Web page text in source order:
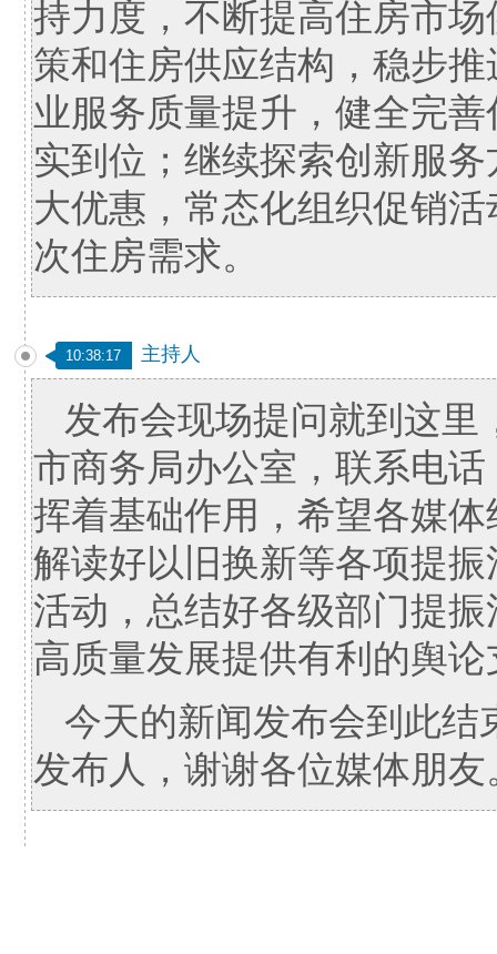
持力度，不断提高住房市
策和住房供应结构，稳步
业服务质量提升，健全完
实到位；继续探索创新服
大优惠，常态化组织促销
次住房需求。
10:38:17 主持人
发布会现场提问就到这
市商务局办公室，联系电
挥着基础作用，希望各媒
解读好以旧换新等各项提
活动，总结好各级部门提
高质量发展提供有利的舆论
今天的新闻发布会到此
发布人，谢谢各位媒体朋友